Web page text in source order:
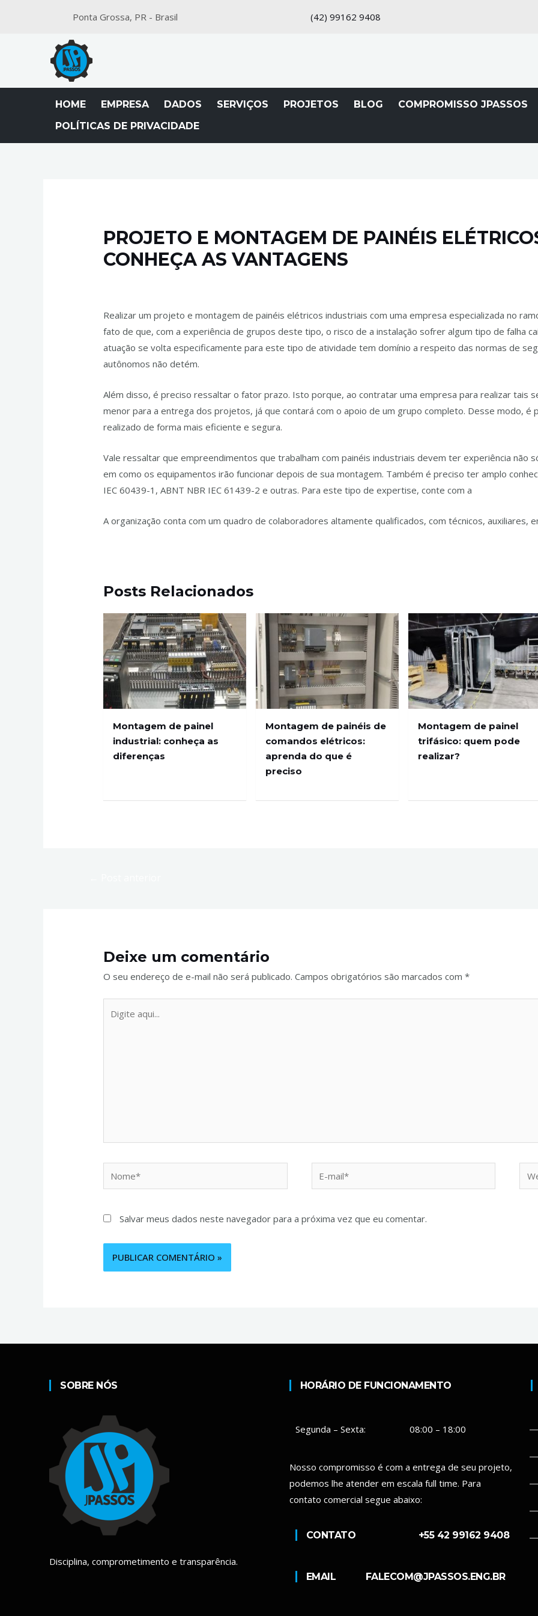
Ponta Grossa, PR - Brasil (42) 99162 9408
HOME EMPRESA DADOS SERVIÇOS PROJETOS BLOG COMPROMISSO JPASSOS
POLÍTICAS DE PRIVACIDADE
PROJETO E MONTAGEM DE PAINÉIS
CONHEÇA AS VANTAGENS
Realizar um projeto e montagem de painéis elétricos industriais com uma empresa especializada no
fato de que, com a experiência de grupos deste tipo, o risco de a instalação sofrer algum tipo de falha
atuação se volta especificamente para este tipo de atividade tem domínio a respeito das normas de
autônomos não detém.
Além disso, é preciso ressaltar o fator prazo. Isto porque, ao contratar uma empresa para realizar tais
menor para a entrega dos projetos, já que contará com o apoio de um grupo completo. Desse modo,
realizado de forma mais eficiente e segura.
Vale ressaltar que empreendimentos que trabalham com painéis industriais devem ter experiência não
em como os equipamentos irão funcionar depois de sua montagem. Também é preciso ter amplo
IEC 60439-1, ABNT NBR IEC 61439-2 e outras. Para este tipo de expertise, conte com a
A organização conta com um quadro de colaboradores altamente qualificados, com técnicos, auxiliares,
Posts Relacionados
Montagem de painel
industrial: conheça as
diferenças
Montagem de painéis de
comandos elétricos:
aprenda do que é
preciso
Montagem de painel
trifásico: quem pode
realizar?
Deixe um comentário
O seu endereço de e-mail não será publicado. Campos obrigatórios são marcados com*
Salvar meus dados neste navegador para a próxima vez que eu comentar.
SOBRE NÓS
Disciplina, comprometimento e transparência.
HORÁRIO DE FUNCIONAMENTO
Segunda – Sexta: 08:00 – 18:00
Nosso compromisso é com a entrega de seu projeto,
podemos lhe atender em escala full time. Para
contato comercial segue abaixo:
CONTATO +55 42 99162 9408
EMAIL FALECOM@JPASSOS.ENG.BR